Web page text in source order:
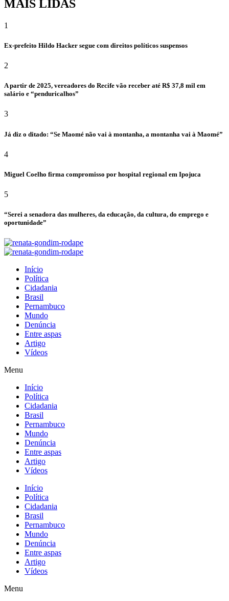
MAIS LIDAS
1
Ex-prefeito Hildo Hacker segue com direitos políticos suspensos
2
A partir de 2025, vereadores do Recife vão receber até R$ 37,8 mil em
salário e “penduricalhos”
3
Já diz o ditado: “Se Maomé não vai à montanha, a montanha vai à Maomé”
4
Miguel Coelho firma compromisso por hospital regional em Ipojuca
5
“Serei a senadora das mulheres, da educação, da cultura, do emprego e
oportunidade”
Início
Política
Cidadania
Brasil
Pernambuco
Mundo
Denúncia
Entre aspas
Artigo
Vídeos
Menu
Início
Política
Cidadania
Brasil
Pernambuco
Mundo
Denúncia
Entre aspas
Artigo
Vídeos
Início
Política
Cidadania
Brasil
Pernambuco
Mundo
Denúncia
Entre aspas
Artigo
Vídeos
Menu